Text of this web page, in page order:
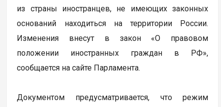
из страны иностранцев, не имеющих законных
оснований находиться на территории России.
Изменения внесут в закон «О правовом
положении иностранных граждан в РФ»,
сообщается на сайте Парламента.
Документом предусматривается, что режим